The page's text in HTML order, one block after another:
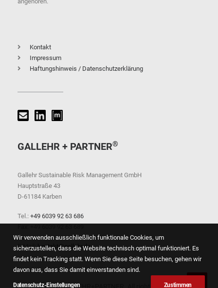
Kontakt
Impressum
Haftungshinweis / Datenschutzerklärung
GALLEHR + PARTNER®
Gallehr Sustainable Risk Management GmbH
Hauptstraße 43
D-61184 Karben
Tel.: +49 6039 92 63 686
E-Mail:kontakt@gallehr.de
Wir verwenden ausschließlich funktionale Cookies, um
sicherzustellen, dass die Website technisch optimal funktioniert. Es
findet kein Tracking statt. Wenn Sie diese Seite besuchen, gehen wir
davon aus, dass Sie damit einverstanden sind.
Datenschutz-Einstellungen Zustimmen